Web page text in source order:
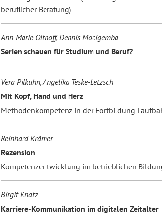
beruflicher Beratung)
Ann-Marie Olthoff, Dennis Mocigemba
Serien schauen für Studium und Beruf?
Vera Pilkuhn, Angelika Teske-Letzsch
Mit Kopf, Hand und Herz
Methodenkompetenz in der Fortbildung
Reinhard Krämer
Rezension
Kompetenzentwicklung im betrieblichen
Birgit Knatz
Karriere-Kommunikation im digitalen Zeitalter